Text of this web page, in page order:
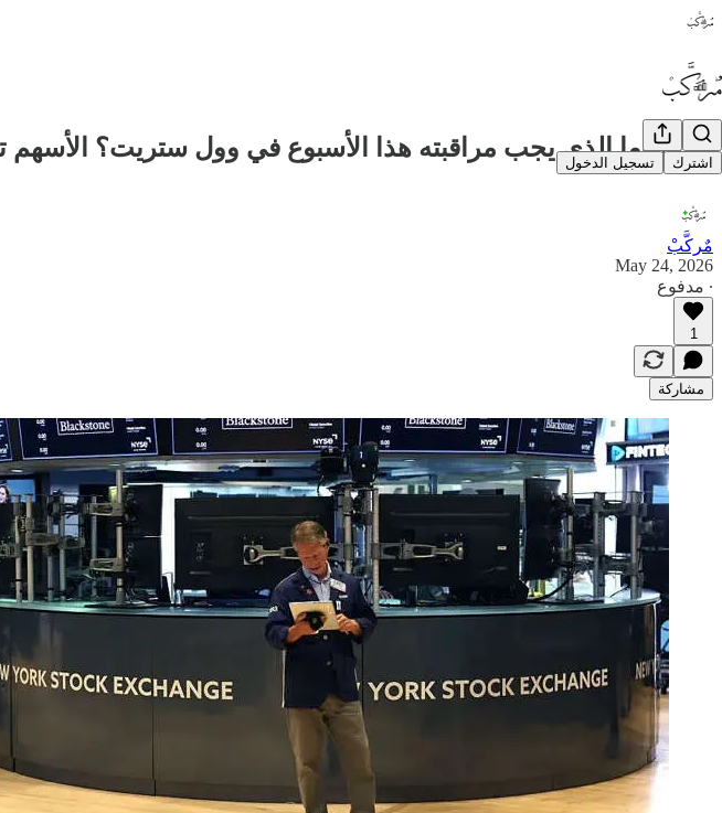
اشترك تسجيل الدخول
👀📊🛢️ما الذي يجب مراقبته هذا الأسبوع في وول ستريت؟ الأسهم
مٌركَّبْ
May 24, 2026
∙ مدفوع
1
مشاركة